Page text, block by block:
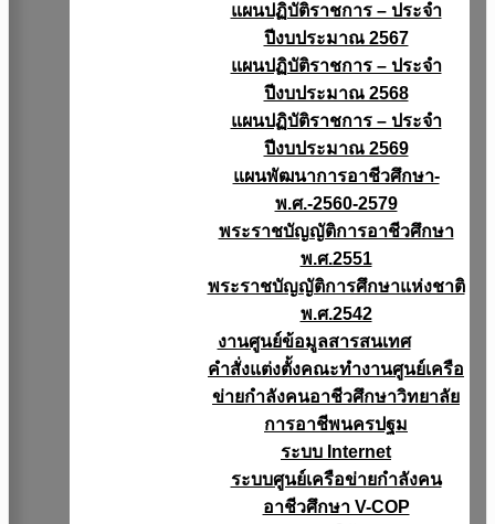
แผนปฏิบัติราชการ – ประจำ
ปีงบประมาณ 2567
แผนปฏิบัติราชการ – ประจำ
ปีงบประมาณ 2568
แผนปฏิบัติราชการ – ประจำ
ปีงบประมาณ 2569
แผนพัฒนาการอาชีวศึกษา-
พ.ศ.-2560-2579
พระราชบัญญัติการอาชีวศึกษา
พ.ศ.2551
พระราชบัญญัติการศึกษาแห่งชาติ
พ.ศ.2542
งานศูนย์ข้อมูลสารสนเทศ
คำสั่งแต่งตั้งคณะทำงานศูนย์เครือ
ข่ายกำลังคนอาชีวศึกษาวิทยาลัย
การอาชีพนครปฐม
ระบบ Internet
ระบบศูนย์เครือข่ายกำลังคน
อาชีวศึกษา V-COP